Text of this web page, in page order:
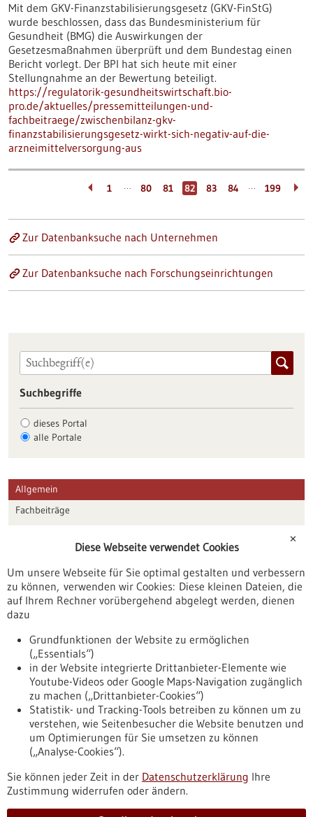
Mit dem GKV-Finanzstabilisierungsgesetz (GKV-FinStG)
wurde beschlossen, dass das Bundesministerium für
Gesundheit (BMG) die Auswirkungen der
Gesetzesmaßnahmen überprüft und dem Bundestag einen
Bericht vorlegt. Der BPI hat sich heute mit einer
Stellungnahme an der Bewertung beteiligt.
https://regulatorik-gesundheitswirtschaft.bio-
pro.de/aktuelles/pressemitteilungen-und-
fachbeitraege/zwischenbilanz-gkv-
finanzstabilisierungsgesetz-wirkt-sich-negativ-auf-die-
arzneimittelversorgung-aus
1 … 80 81 82 83 84 … 199
Zur Datenbanksuche nach Unternehmen
Zur Datenbanksuche nach Forschungseinrichtungen
Suchbegriffe
dieses Portal
alle Portale
Allgemein
Fachbeiträge
Veranstaltungen
Erscheinungsdatum
Nach oben
Informiert bleiben
Newsletter abonnieren
✕
Diese Webseite verwendet Cookies
Um unsere Webseite für Sie optimal gestalten und verbessern
zu können, verwenden wir Cookies: Diese kleinen Dateien, die
auf Ihrem Rechner vorübergehend abgelegt werden, dienen
dazu
Grundfunktionen der Website zu ermöglichen
(„Essentials“)
in der Website integrierte Drittanbieter-Elemente wie
Youtube-Videos oder Google Maps-Navigation zugänglich
zu machen („Drittanbieter-Cookies“)
Statistik- und Tracking-Tools betreiben zu können um zu
verstehen, wie Seitenbesucher die Website benutzen und
um Optimierungen für Sie umsetzen zu können
(„Analyse-Cookies“).
Sie können jeder Zeit in der Datenschutzerklärung Ihre
Zustimmung widerrufen oder ändern.